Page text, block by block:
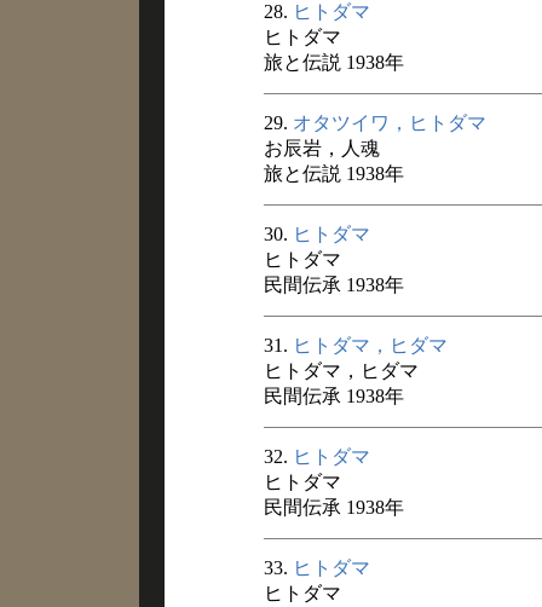
28. ヒトダマ
ヒトダマ
旅と伝説 1938年
29. オタツイワ，ヒトダマ
お辰岩，人魂
旅と伝説 1938年
30. ヒトダマ
ヒトダマ
民間伝承 1938年
31. ヒトダマ，ヒダマ
ヒトダマ，ヒダマ
民間伝承 1938年
32. ヒトダマ
ヒトダマ
民間伝承 1938年
33. ヒトダマ
ヒトダマ